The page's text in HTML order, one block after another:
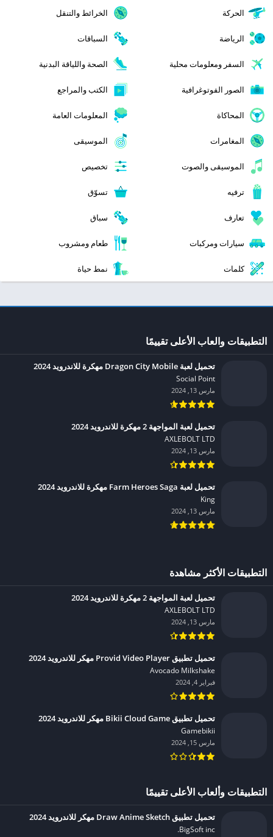
الحركة الخرائط والتنقل
الرياضة السباقات
السفر ومعلومات محلية الصحة واللياقة البدنية
الصور الفوتوغرافية الكتب والمراجع
المحاكاة المعلومات العامة
المغامرات الموسيقى
الموسيقى والصوت تخصيص
ترفيه تسوّق
تعارف سباق
سيارات ومركبات طعام ومشروب
كلمات نمط حياة
التطبيقات والعاب الأعلى تقييمًا
تحميل لعبة Dragon City Mobile مهكرة للاندرويد 2024
Social Point‏
مارس 13, 2024
تحميل لعبة المواجهة 2 مهكرة للاندرويد 2024
AXLEBOLT LTD‏
مارس 13, 2024
تحميل لعبة Farm Heroes Saga مهكرة للاندرويد 2024
King‏
مارس 13, 2024
التطبيقات الأكثر مشاهدة
تحميل لعبة المواجهة 2 مهكرة للاندرويد 2024
AXLEBOLT LTD‏
مارس 13, 2024
تحميل تطبيق Provid Video Player مهكر للاندرويد 2024
Avocado Milkshake‏
فبراير 4, 2024
تحميل تطبيق Bikii Cloud Game مهكر للاندرويد 2024
Gamebikii‏
مارس 15, 2024
التطبيقات وألعاب الأعلى تقييمًا
تحميل تطبيق Draw Anime Sketch مهكر للاندرويد 2024
BigSoft inc.‏